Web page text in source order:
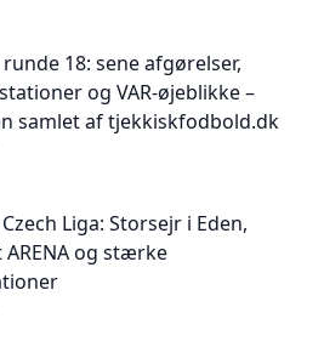
runde 18: sene afgørelser,
og VAR-øjeblikke –
samlet af tjekkiskfodbold.dk
Liga: Storsejr i Eden,
og stærke